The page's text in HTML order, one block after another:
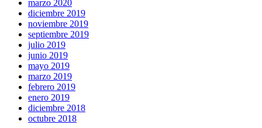
marzo 2020
diciembre 2019
noviembre 2019
septiembre 2019
julio 2019
junio 2019
mayo 2019
marzo 2019
febrero 2019
enero 2019
diciembre 2018
octubre 2018